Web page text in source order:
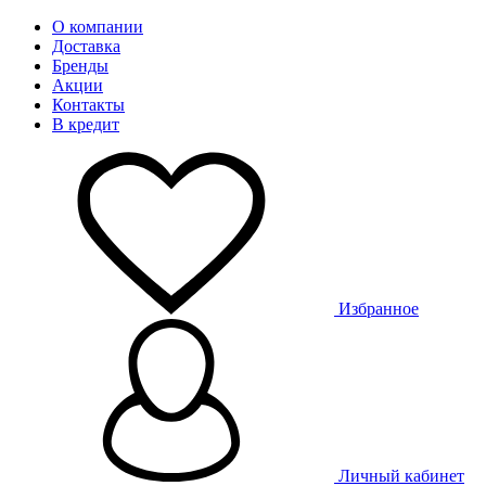
О компании
Доставка
Бренды
Акции
Контакты
В кредит
Избранное
Личный кабинет